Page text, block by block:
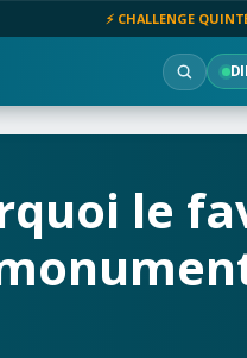
⚡ CHALLENGE
le